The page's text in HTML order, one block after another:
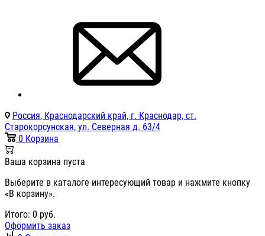
Россия, Краснодарский край, г. Краснодар, ст.
Старокорсунская, ул. Северная д. 63/4
0 Корзина
Ваша корзина пуста
Выберите в каталоге интересующий товар и нажмите кнопку
«В корзину».
Итого: 0 руб.
Оформить заказ